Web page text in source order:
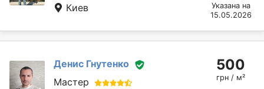
Киев
Указана на
15.05.2026
Денис Гнутенко
Мастер
500
грн / м²